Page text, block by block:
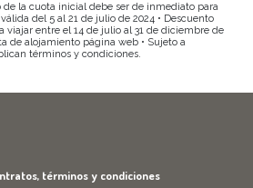
de la cuota inicial debe ser de inmediato para
del 5 al 21 de julio de 2024 • Descuento
viajar entre el 14 de julio al 31 de diciembre de
de alojamiento página web • Sujeto a
términos y condiciones.
términos y condiciones